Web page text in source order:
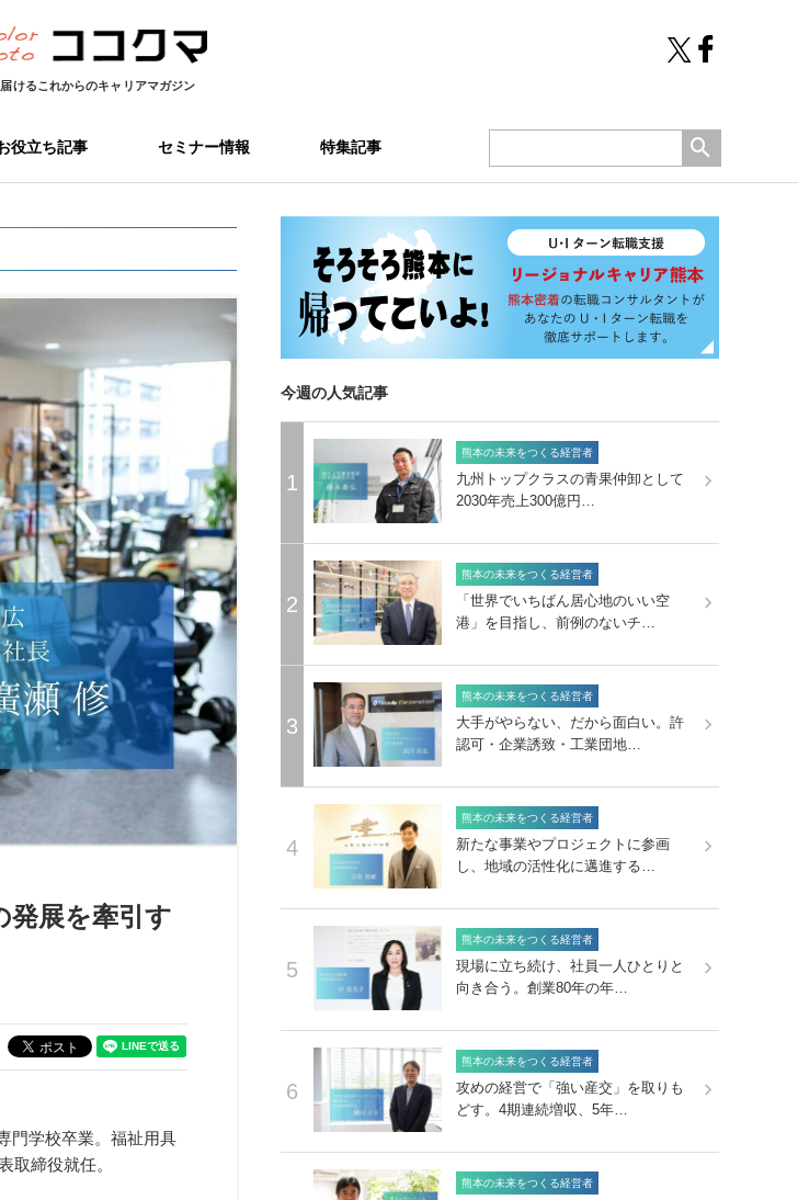
けるこれからのキャリアマガジン
役立ち記事 セミナー情報 特集記事
発展を牽引す
門学校卒業。福祉用具
取締役就任。
今週の人気記事
1
熊本の未来をつくる経営者
九州トップクラスの青果仲卸として
2030年売上300億円…
2
熊本の未来をつくる経営者
「世界でいちばん居心地のいい空
港」を目指し、前例のないチ…
3
熊本の未来をつくる経営者
大手がやらない、だから面白い。許
認可・企業誘致・工業団地…
4
熊本の未来をつくる経営者
新たな事業やプロジェクトに参画
し、地域の活性化に邁進する…
5
熊本の未来をつくる経営者
現場に立ち続け、社員一人ひとりと
向き合う。創業80年の年…
6
熊本の未来をつくる経営者
攻めの経営で「強い産交」を取りも
どす。4期連続増収、5年…
熊本の未来をつくる経営者